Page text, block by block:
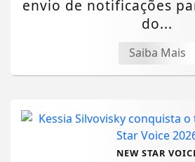
envio de notificações
do...
Saiba Mais
NEW STAR